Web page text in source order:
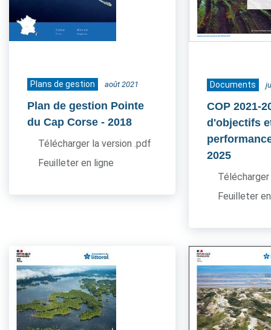
Plans de gestion août 2021
Plan de gestion Pointe
du Cap Corse - 2018
Télécharger la version .pdf
Feuilleter en ligne
Documents
COP 2021-
d'objectifs
2025
Feuilleter